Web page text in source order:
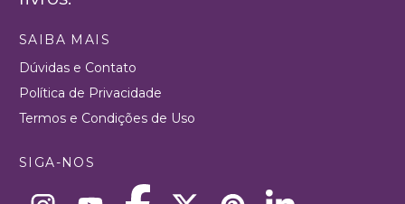
SAIBA MAIS
Dúvidas e Contato
Política de Privacidade
Termos e Condições de Uso
SIGA-NOS